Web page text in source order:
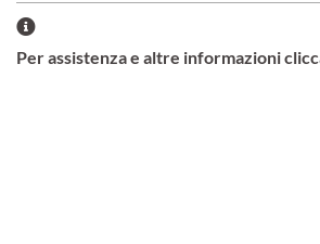
Per assistenza e altre informazioni